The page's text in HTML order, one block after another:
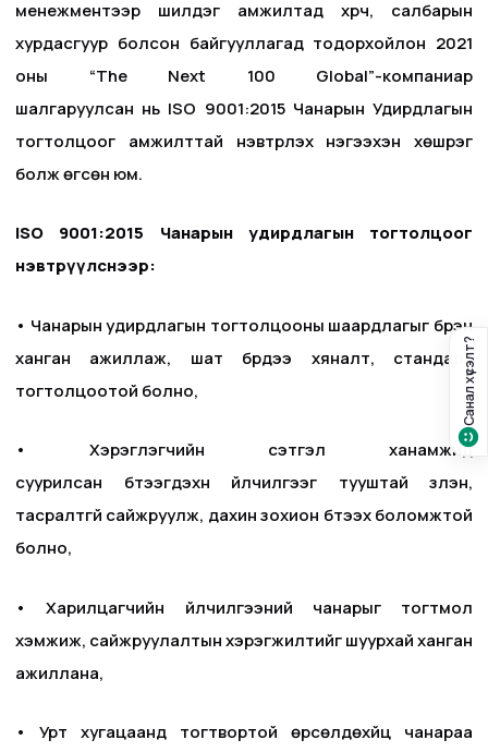
Санал хүсэлт?
менежментээр шилдэг амжилтад хүрч, салбарын
хурдасгуур болсон байгууллагад тодорхойлон 2021
оны “The Next 100 Global”-компаниар
шалгаруулсан нь ISO 9001:2015 Чанарын Удирдлагын
тогтолцоог амжилттай нэвтрүүлэх нэгээхэн хөшүүрэг
болж өгсөн юм.
ISO 9001:2015 Чанарын удирдлагын тогтолцоог
нэвтрүүлснээр:
• Чанарын удирдлагын тогтолцооны шаардлагыг бүрэн
ханган ажиллаж, шат бүрдээ хяналт, стандарт
тогтолцоотой болно,
• Хэрэглэгчийн сэтгэл ханамжид
суурилсан бүтээгдэхүүн үйлчилгээг тууштай үзүүлэн,
тасралтгүй сайжруулж, дахин зохион бүтээх боломжтой
болно,
• Харилцагчийн үйлчилгээний чанарыг тогтмол
хэмжиж, сайжруулалтын хэрэгжилтийг шуурхай ханган
ажиллана,
• Урт хугацаанд тогтвортой өрсөлдөхүйц чанараа